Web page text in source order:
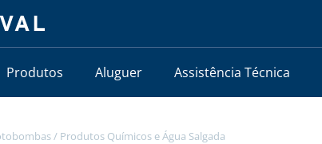
Produtos Aluguer Assistência Técnica
/ Produtos Químicos e Água Salgada